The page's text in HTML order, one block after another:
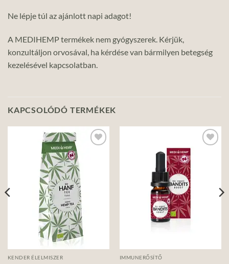
Ne lépje túl az ajánlott napi adagot!
A MEDIHEMP termékek nem gyógyszerek. Kérjük,
konzultáljon orvosával, ha kérdése van bármilyen betegség
kezelésével kapcsolatban.
KAPCSOLÓDÓ TERMÉKEK
KENDER ÉLELMISZER IMMUNERŐSÍTŐ